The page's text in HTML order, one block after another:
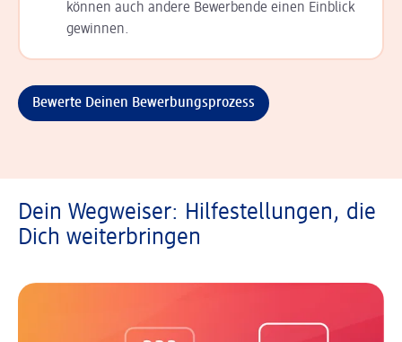
können auch andere Bewerbende einen Einblick
gewinnen.
Bewerte Deinen Bewerbungsprozess
Dein Wegweiser: Hilfestellungen, die
Dich weiterbringen